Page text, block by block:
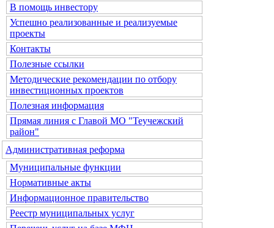
В помощь инвестору
Успешно реализованные и реализуемые
проекты
Контакты
Полезные ссылки
Методические рекомендации по отбору
инвестиционных проектов
Полезная информация
Прямая линия с Главой МО "Теучежский
район"
Административная реформа
Муниципальные функции
Нормативные акты
Информационное правительство
Реестр муниципальных услуг